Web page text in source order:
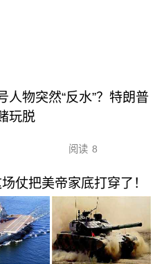
人物突然“反水”？特朗普
玩脱
阅读 8
仗把美帝家底打穿了！